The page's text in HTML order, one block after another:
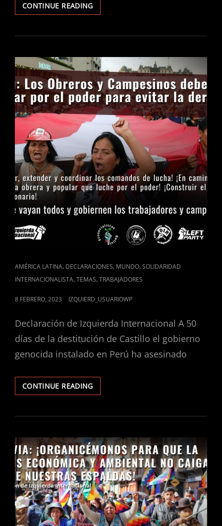
CONTINUE READINGEEUU/MÉXICO:
LA
DE
CAT
LINKS
AMÉRICA LATINA, DECLARACIONES, MUNDO,SOLIDARIDAD
INTERNACIONALISTA,TEMAS,TRABAJADORES
POSTED
8 FEBRERO, 2023 IZQUIERD_USUARIOWP
Declaración de Izquierda Internacional A 50
días de la destitución de Castillo el gobierno
genocida instalado en Perú ha asesinado
CONTINUE READINGPERÚ:
LOS
Y
DEBEN
LUCHAR
POR
EL
PODER
PARA
EVITAR
LA
DERROTA